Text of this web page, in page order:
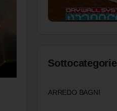
Sottocategorie
ARREDO BAGNI